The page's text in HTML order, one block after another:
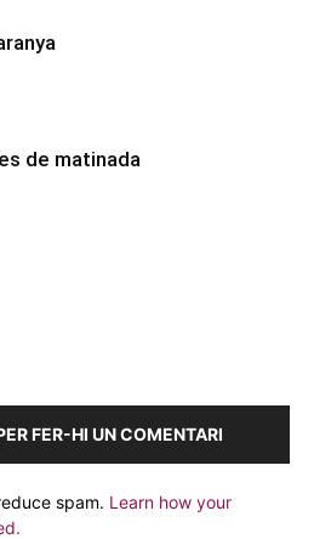
de matinada
FER-HI UN COMENTARI
spam. Learn how your